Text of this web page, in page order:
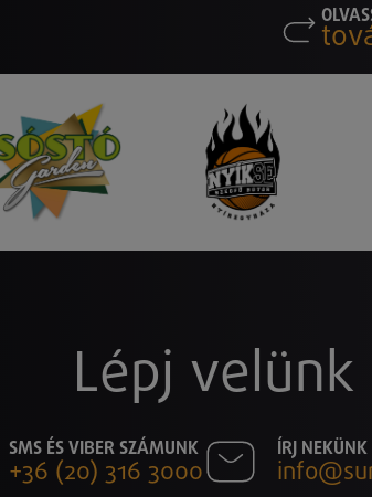
Lépj velünk
SMS ÉS VIBER SZÁMUNK
+36 (20) 316 3000
ÍRJ